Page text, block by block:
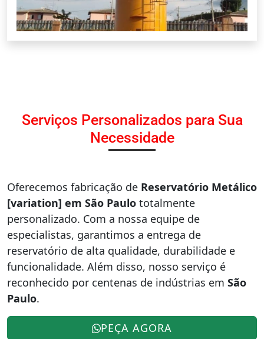
Serviços Personalizados para Sua
Necessidade
Oferecemos fabricação de Reservatório Metálico
[variation] em São Paulo totalmente
personalizado. Com a nossa equipe de
especialistas, garantimos a entrega de
reservatório de alta qualidade, durabilidade e
funcionalidade. Além disso, nosso serviço é
reconhecido por centenas de indústrias em São
Paulo.
PEÇA AGORA